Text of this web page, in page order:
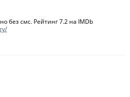
без смс. Рейтинг 7.2 на IMDb